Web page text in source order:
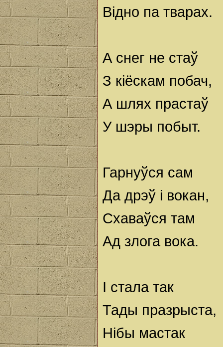
Відно па тварах.
А снег не стаў
З кіёскам побач,
А шлях прастаў
У шэры побыт.
Гарнуўся сам
Да дрэў і вокан,
Схаваўся там
Ад злога вока.
I стала так
Тады празрыста,
Нібы мастак